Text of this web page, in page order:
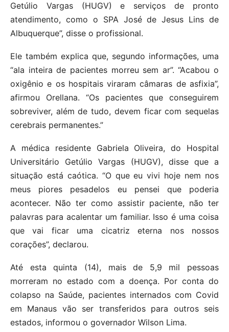
Getúlio Vargas (HUGV) e serviços de pronto
atendimento, como o SPA José de Jesus Lins de
Albuquerque”, disse o profissional.
Ele também explica que, segundo informações, uma
“ala inteira de pacientes morreu sem ar”. “Acabou o
oxigênio e os hospitais viraram câmaras de asfixia”,
afirmou Orellana. “Os pacientes que conseguirem
sobreviver, além de tudo, devem ficar com sequelas
cerebrais permanentes.”
A médica residente Gabriela Oliveira, do Hospital
Universitário Getúlio Vargas (HUGV), disse que a
situação está caótica. “O que eu vivi hoje nem nos
meus piores pesadelos eu pensei que poderia
acontecer. Não ter como assistir paciente, não ter
palavras para acalentar um familiar. Isso é uma coisa
que vai ficar uma cicatriz eterna nos nossos
corações”, declarou.
Até esta quinta (14), mais de 5,9 mil pessoas
morreram no estado com a doença. Por conta do
colapso na Saúde, pacientes internados com Covid
em Manaus vão ser transferidos para outros seis
estados, informou o governador Wilson Lima.